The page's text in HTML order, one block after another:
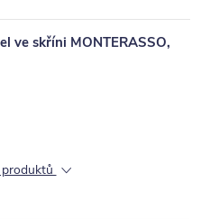
ve skříni MONTERASSO,